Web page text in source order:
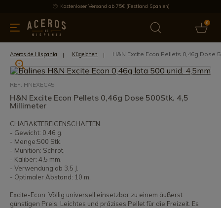
Kostenloser Versand ab 75€ (Festland Spanien)
0
Bietet Aktuelles Bestseller
Aceros de Hispania Kügelchen H&N Excite Econ Pellets 0,46g Dose
REF: HNEXEC45
H&N Excite Econ Pellets 0,46g Dose 500Stk. 4,5
Millimeter
CHARAKTEREIGENSCHAFTEN:
- Gewicht: 0,46 g.
- Menge:500 Stk.
- Munition: Schrot.
- Kaliber: 4,5 mm.
- Verwendung ab 3,5 J.
- Optimaler Abstand: 10 m.
Excite-Econ: Völlig universell einsetzbar zu einem äußerst
günstigen Preis. Leichtes und präzises Pellet für die Freizeit. Es